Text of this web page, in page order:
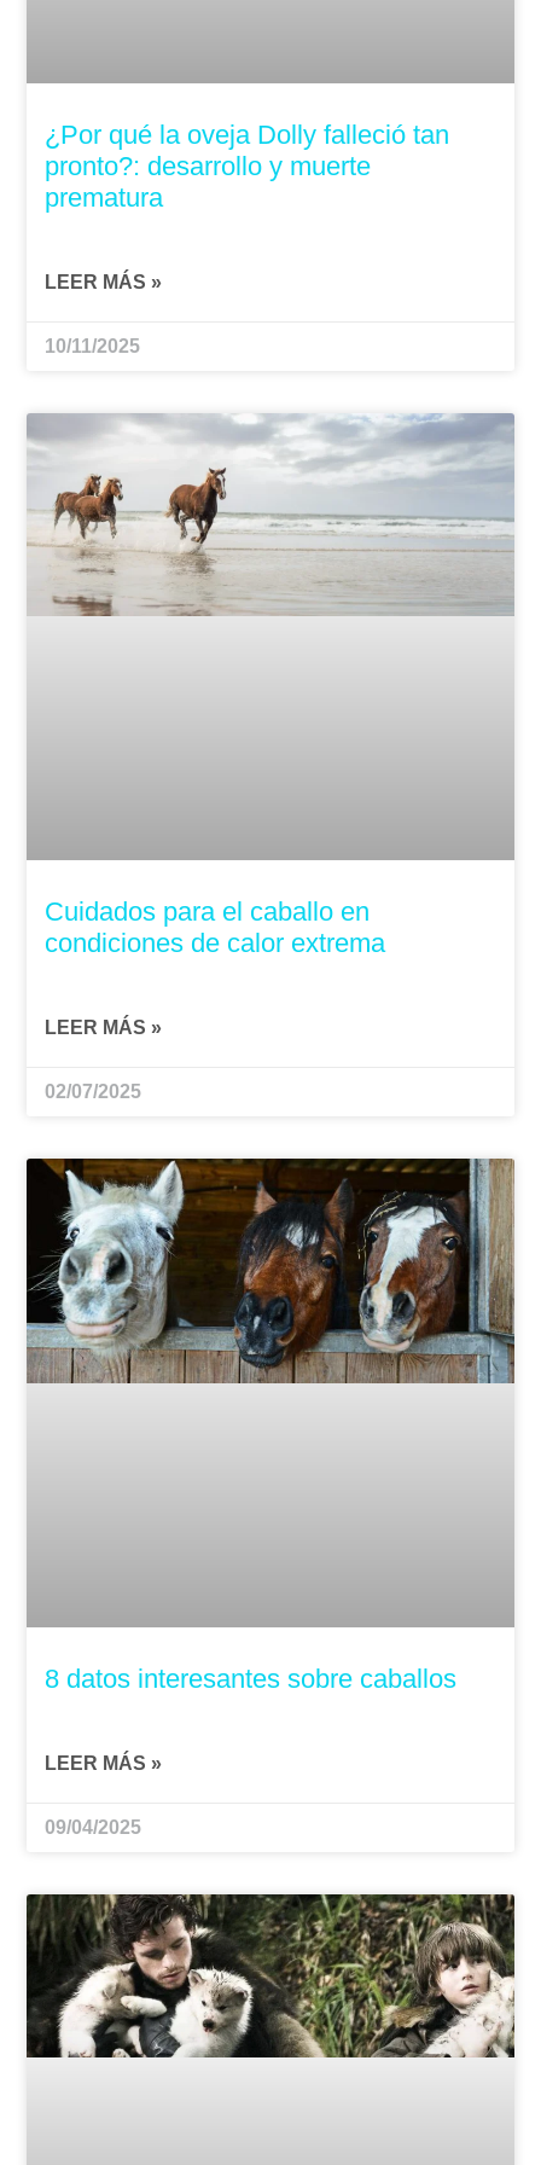
¿Por qué la oveja Dolly falleció tan
pronto?: desarrollo y muerte
prematura
LEER MÁS »
10/11/2025
Cuidados para el caballo en
condiciones de calor extrema
LEER MÁS »
02/07/2025
8 datos interesantes sobre caballos
LEER MÁS »
09/04/2025